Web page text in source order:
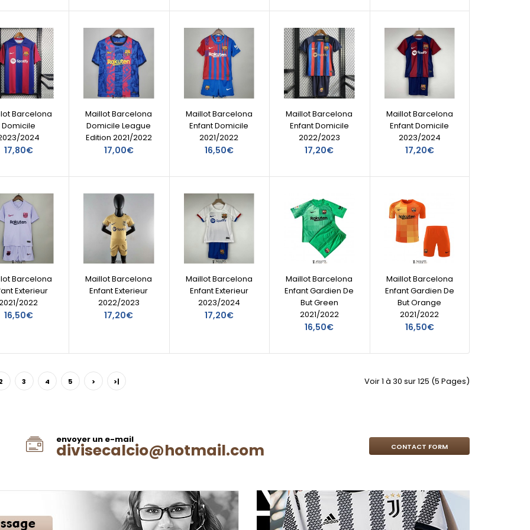
Barcelona
Domicile
2024
17,80€
Maillot Barcelona
Domicile League
Edition 2021/2022
17,00€
Maillot Barcelona
Enfant Domicile
2021/2022
16,50€
Maillot Barcelona
Enfant Domicile
2022/2023
17,20€
Maillot Barcelona
Enfant Domicile
2023/2024
17,20€
Barcelona
Exterieur
2022
16,50€
Maillot Barcelona
Enfant Exterieur
2022/2023
17,20€
Maillot Barcelona
Enfant Exterieur
2023/2024
17,20€
Maillot Barcelona
Enfant Gardien De
But Green
2021/2022
16,50€
Maillot Barcelona
Enfant Gardien De
But Orange
2021/2022
16,50€
3 4 5 > >| Voir 1 à 30 sur 125 (5 Pages)
envoyer un e-mail
divisecalcio@hotmail.com CONTACT FORM